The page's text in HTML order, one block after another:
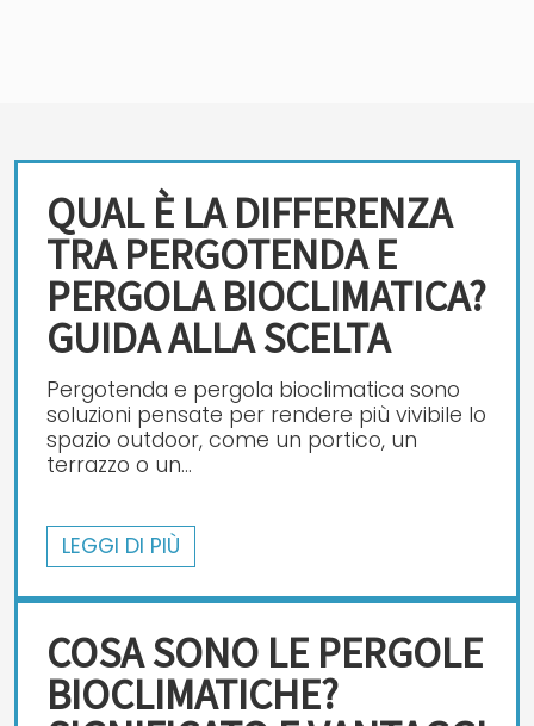
QUAL È LA DIFFERENZA
TRA PERGOTENDA E
PERGOLA BIOCLIMATICA?
GUIDA ALLA SCELTA
Pergotenda e pergola bioclimatica sono
soluzioni pensate per rendere più vivibile lo
spazio outdoor, come un portico, un
terrazzo o un...
LEGGI DI PIÙ
COSA SONO LE PERGOLE
BIOCLIMATICHE?